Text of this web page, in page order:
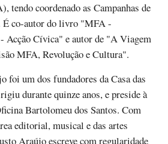
tendo coordenado as Campanhas de
É co-autor do livro "MFA -
Acção Cívica" e autor de "A Viagem
MFA, Revolução e Cultura".
foi um dos fundadores da Casa das
durante quinze anos, e preside à
Bartolomeu dos Santos. Com
editorial, musical e das artes
Araújo escreve com regularidade